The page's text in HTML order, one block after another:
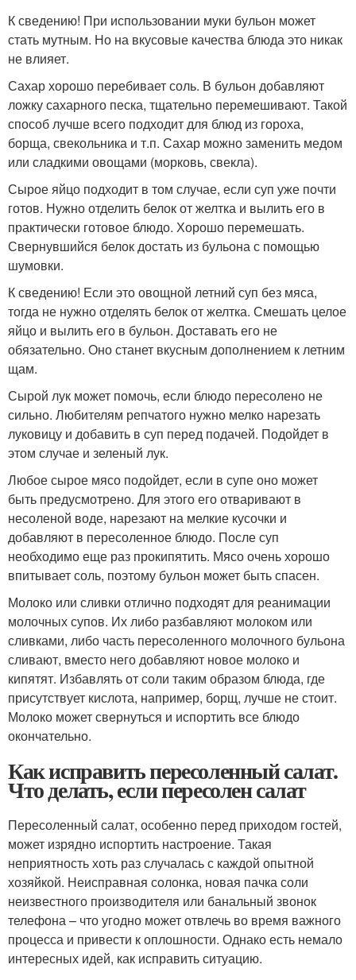
К сведению! При использовании муки бульон может
стать мутным. Но на вкусовые качества блюда это никак
не влияет.
Сахар хорошо перебивает соль. В бульон добавляют
ложку сахарного песка, тщательно перемешивают. Такой
способ лучше всего подходит для блюд из гороха,
борща, свекольника и т.п. Сахар можно заменить медом
или сладкими овощами (морковь, свекла).
Сырое яйцо подходит в том случае, если суп уже почти
готов. Нужно отделить белок от желтка и вылить его в
практически готовое блюдо. Хорошо перемешать.
Свернувшийся белок достать из бульона с помощью
шумовки.
К сведению! Если это овощной летний суп без мяса,
тогда не нужно отделять белок от желтка. Смешать целое
яйцо и вылить его в бульон. Доставать его не
обязательно. Оно станет вкусным дополнением к летним
щам.
Сырой лук может помочь, если блюдо пересолено не
сильно. Любителям репчатого нужно мелко нарезать
луковицу и добавить в суп перед подачей. Подойдет в
этом случае и зеленый лук.
Любое сырое мясо подойдет, если в супе оно может
быть предусмотрено. Для этого его отваривают в
несоленой воде, нарезают на мелкие кусочки и
добавляют в пересоленное блюдо. После суп
необходимо еще раз прокипятить. Мясо очень хорошо
впитывает соль, поэтому бульон может быть спасен.
Молоко или сливки отлично подходят для реанимации
молочных супов. Их либо разбавляют молоком или
сливками, либо часть пересоленного молочного бульона
сливают, вместо него добавляют новое молоко и
кипятят. Избавлять от соли таким образом блюда, где
присутствует кислота, например, борщ, лучше не стоит.
Молоко может свернуться и испортить все блюдо
окончательно.
Как исправить пересоленный салат.
Что делать, если пересолен салат
Пересоленный салат, особенно перед приходом гостей,
может изрядно испортить настроение. Такая
неприятность хоть раз случалась с каждой опытной
хозяйкой. Неисправная солонка, новая пачка соли
неизвестного производителя или банальный звонок
телефона – что угодно может отвлечь во время важного
процесса и привести к оплошности. Однако есть немало
интересных идей, как исправить ситуацию.